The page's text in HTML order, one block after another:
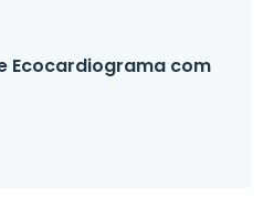
Ecocardiograma com